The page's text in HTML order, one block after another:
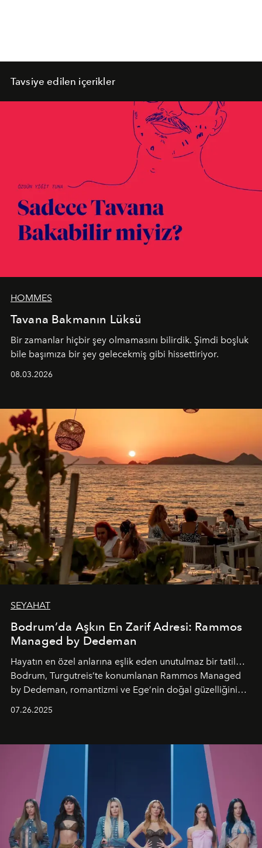
Tavsiye edilen içerikler
HOMMES
Tavana Bakmanın Lüksü
Bir zamanlar hiçbir şey olmamasını bilirdik. Şimdi boşluk
bile başımıza bir şey gelecekmiş gibi hissettiriyor.
08.03.2026
SEYAHAT
Bodrum’da Aşkın En Zarif Adresi: Rammos
Managed by Dedeman
Hayatın en özel anlarına eşlik eden unutulmaz bir tatil…
Bodrum, Turgutreis’te konumlanan Rammos Managed
by Dedeman, romantizmi ve Ege’nin doğal güzelliğini
07.26.2025